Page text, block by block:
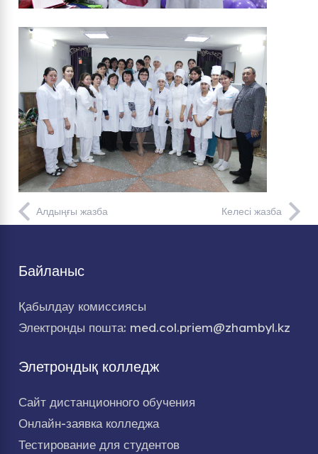
Алдыңғы жазба Келесі жазба
Байланыс
Қабылдау комиссиясы
Электронды пошта: med.col.priem@zhambyl.kz
Элетрондық колледж
Сайт дистанционного обучения
Онлайн-заявка колледжа
Тестирование для студентов